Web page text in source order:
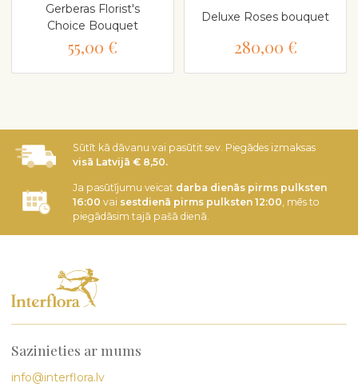
Gerberas Florist's
Choice Bouquet
55,00 €
Deluxe Roses bouquet
280,00 €
Sūtīt kā dāvanu vai pasūtit sev. Piegādes izmaksas
visā Latvijā € 8,50.
Ja pasūtījumu veicat darba dienās pirms pulksten
16:00 vai sestdienā pirms pulksten 12:00, mēs to
piegādāsim tajā pašā dienā.
Sazinieties ar mums
info@interflora.lv